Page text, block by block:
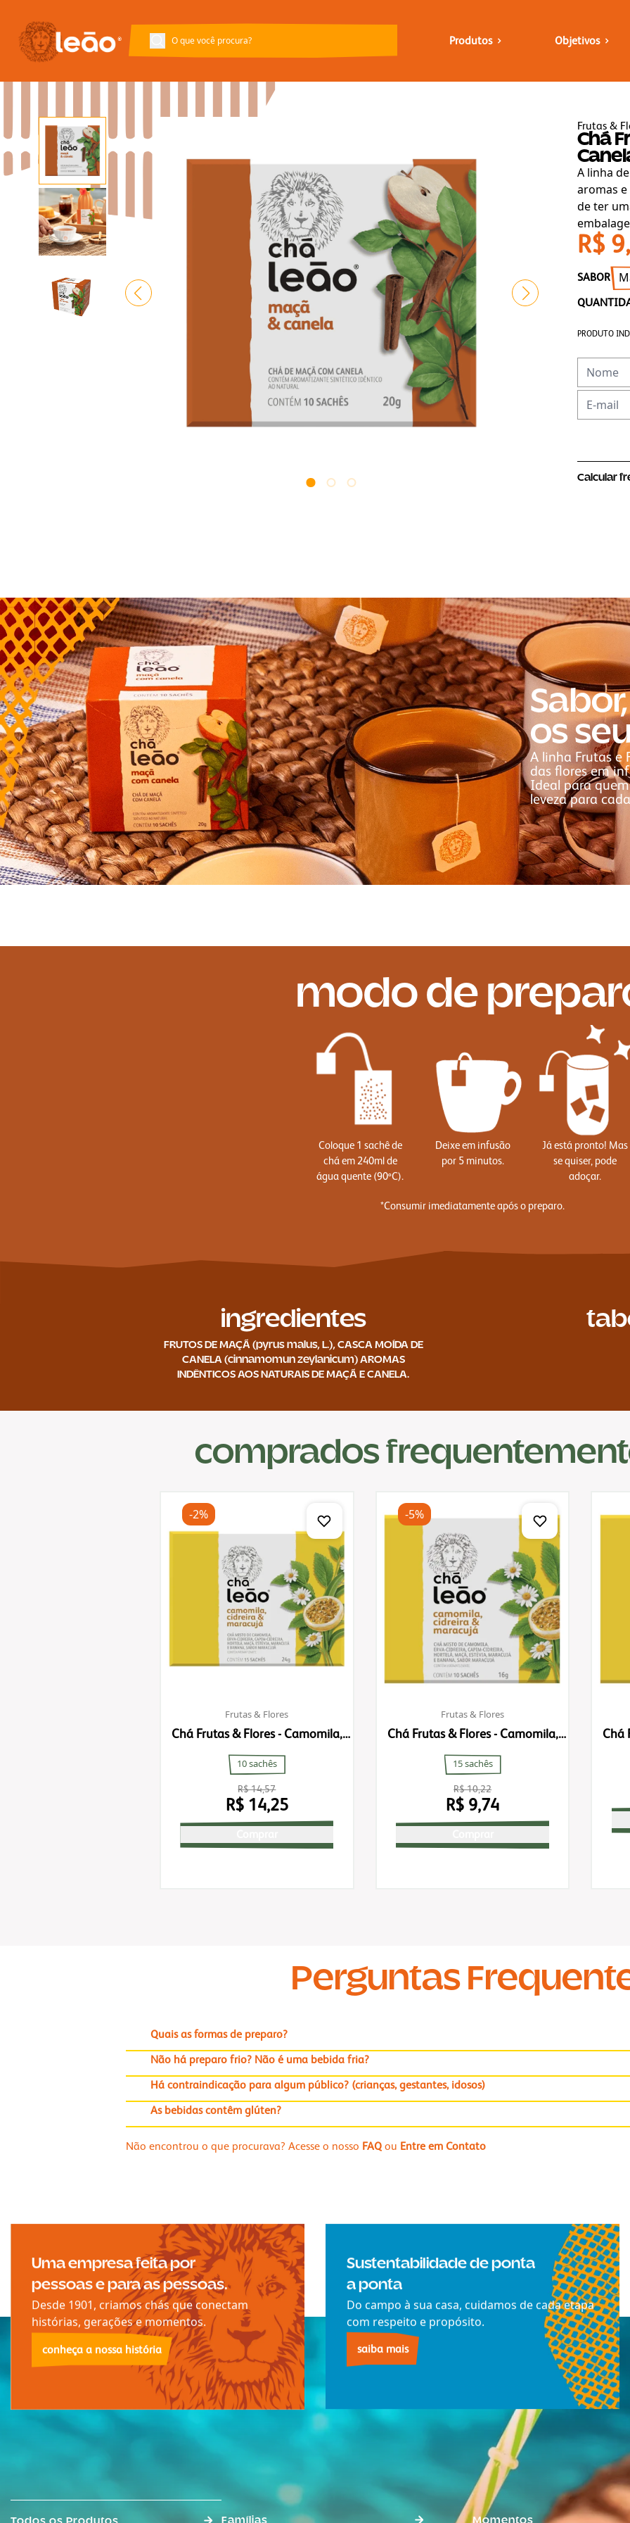
Voltar à página inicial
Produtos Objetivos
Frutas &
Chá
A linha
aromas
de ter
R$
SABOR
PRODUTO
Calcular
os
A linha Frutas e
das flores em
Ideal para
leveza para
modo de
Coloque 1 sachê de
chá em 240ml de
água quente (90ºC).
Deixe em infusão
por 5 minutos.
Já está pronto! Mas
se quiser, pode
adoçar.
*Consumir imediatamente após o preparo.
ingredientes
FRUTOS DE MAÇÃ (pyrus malus, L.), CASCA MOÍDA DE
CANELA (cinnamomun zeylanicum) AROMAS
INDÊNTICOS AOS NATURAIS DE MAÇÃ E CANELA.
comprados
Frutas & Flores
Chá Frutas & Flores - Camomila,
10 sachês
-2%
R$ 14,25
R$ 14,57
Frutas & Flores
Chá Frutas & Flores - Camomila,
15 sachês
-5%
R$ 9,74
R$ 10,22
Chá
Perguntas
Quais as formas de preparo?
Não há preparo frio? Não é uma bebida fria?
Há contraindicação para algum público? (crianças, gestantes, idosos)
As bebidas contêm glúten?
Não encontrou o que procurava? Acesse o nosso FAQ ou Entre em Contato
Uma empresa feita por
pessoas e para as pessoas.
Desde 1901, criamos chás que conectam
histórias, gerações e momentos.
conheça a nossa história
Sustentabilidade de ponta
a ponta
Do campo à sua casa, cuidamos de cada etapa
com respeito e propósito.
saiba mais